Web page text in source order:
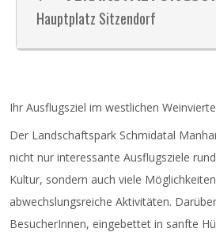
Hauptplatz Sitzendorf
Ihr Ausflugsziel im westlichen
Der Landschaftspark Schmidatal
nicht nur interessante Ausflugsziele
Kultur, sondern auch viele
abwechslungsreiche Aktivitäten.
BesucherInnen, eingebettet in sanfte